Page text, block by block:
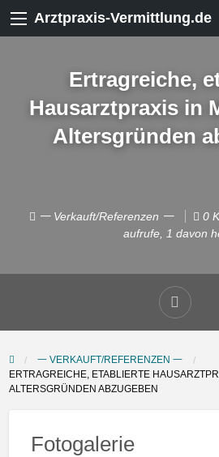
Arztpraxis-Vermittlung.de
Ertragreiche,
Hausarztpraxis in
Altersgründen
一 Verkauft/Referenzen 一 0
aufrufe, 1 davon
一 VERKAUFT/REFERENZEN 一
ERTRAGREICHE, ETABLIERTE
ALTERSGRÜNDEN ABZUGEBEN
Fotogalerie